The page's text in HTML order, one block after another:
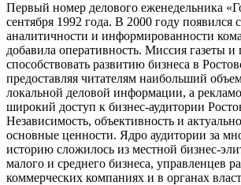
Первый номер делового еженедельника
сентября 1992 года. В 2000 году появился
аналитичности и информированности
добавила оперативность. Миссия газеты
способствовать развитию бизнеса в
предоставляя читателям наибольший
локальной деловой информации, а
широкий доступ к бизнес-аудитории
Независимость, объективность и
основные ценности. Ядро аудитории за
историю сложилось из местной бизнес-
малого и среднего бизнеса, управленцев
коммерческих компаниях и в органах